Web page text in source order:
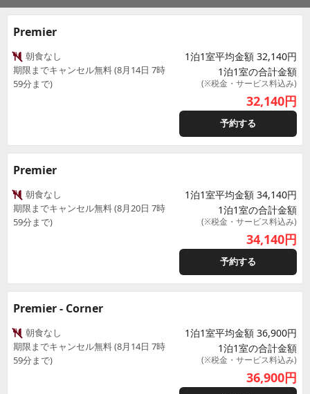
Premier
朝食なし
期限までキャンセル無料 (8月14日 7時
59分まで)
1泊1室平均金額 32,140円
1泊1室の合計金額
(※税金・サービス料込み)
32,140円
予約する
Premier
朝食なし
期限までキャンセル無料 (8月20日 7時
59分まで)
1泊1室平均金額 34,140円
1泊1室の合計金額
(※税金・サービス料込み)
34,140円
予約する
Premier - Corner
朝食なし
期限までキャンセル無料 (8月14日 7時
59分まで)
1泊1室平均金額 36,900円
1泊1室の合計金額
(※税金・サービス料込み)
36,900円